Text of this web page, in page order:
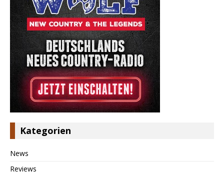
Kategorien
News
Reviews